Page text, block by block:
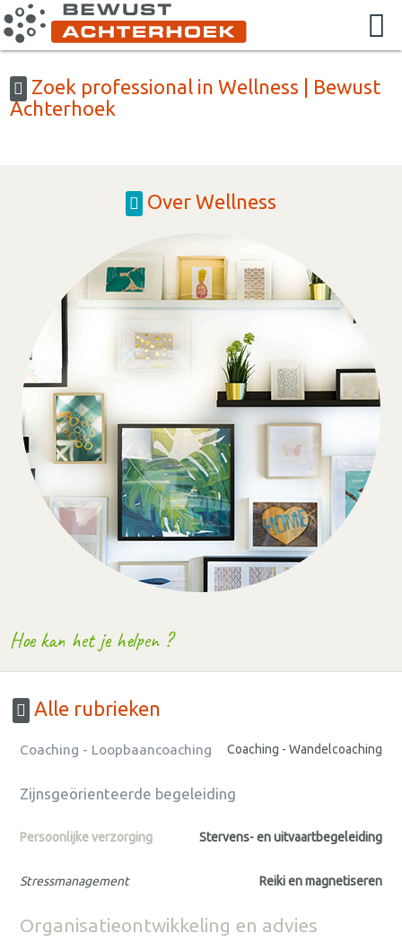
Zoek professional in Wellness | Bewust
Achterhoek
Over Wellness
Hoe kan het je helpen ?
Alle rubrieken
Coaching - Loopbaancoaching Coaching - Wandelcoaching
Zijnsgeörienteerde begeleiding
Persoonlijke verzorging Stervens- en uitvaartbegeleiding
Stressmanagement Reiki en magnetiseren
Organisatieontwikkeling en advies